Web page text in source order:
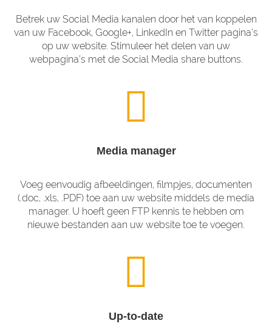
Betrek uw Social Media kanalen door het van koppelen
van uw Facebook, Google+, LinkedIn en Twitter pagina’s
op uw website. Stimuleer het delen van uw
webpagina’s met de Social Media share buttons.
Media manager
Voeg eenvoudig afbeeldingen, filmpjes, documenten
(.doc, .xls, .PDF) toe aan uw website middels de media
manager. U hoeft geen FTP kennis te hebben om
nieuwe bestanden aan uw website toe te voegen.
Up-to-date